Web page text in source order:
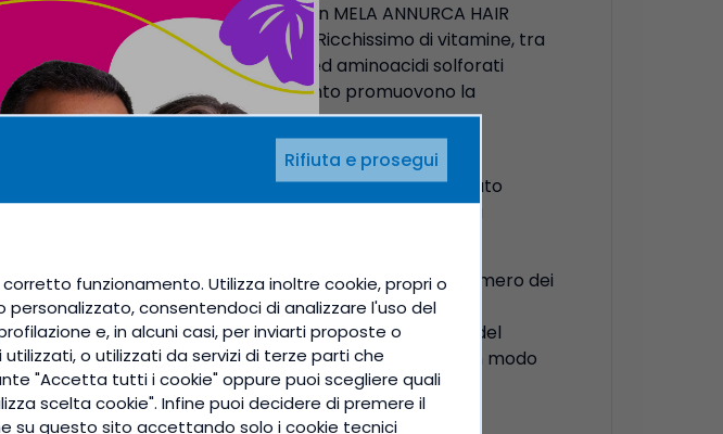
dei capelli abbiamo inserito in MELA ANNURCA HAIR
bellezza di capelli, pelle e unghie. Ricchissimo di vitamine, tra
quali il potassio, lo zinco, il silicio ed aminoacidi solforati
la calvizie ed il diradamento in quanto promuovono la
cheratina.
Annurca è stato condotto uno studio*, randomizzato
nel quale si è definitivamente dimostrato la sua
la ricrescita.
giorni di favorire un aumento di circa il doppio del numero dei
capelli e il loro contenuto di cheratina.
l’assunzione per via orale di una formulazione a base del
benefici sulla crescita ed il trofismo dei capelli, in modo
senza però apportare i classici effetti
Rifiuta e prosegui
funzionamento. Utilizza inoltre cookie, propri o
consentendoci di analizzare l'uso del
e, in alcuni casi, per inviarti proposte o
o utilizzati da servizi di terze parti che
"Accetta tutti i cookie" oppure puoi scegliere quali
scelta cookie". Infine puoi decidere di premere il
su questo sito accettando solo i cookie tecnici